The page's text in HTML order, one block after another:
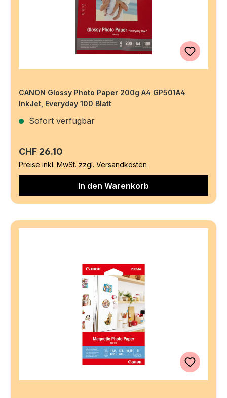
CANON Glossy Photo Paper 200g A4 GP501A4
InkJet, Everyday 100 Blatt
Sofort verfügbar
Regulärer Preis:
CHF 26.10
Preise inkl. MwSt. zzgl. Versandkosten
In den Warenkorb